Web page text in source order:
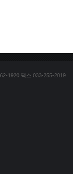
1920 팩스 033-255-2019